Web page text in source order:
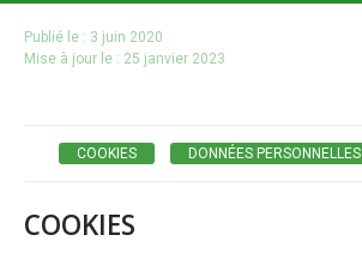
Publié le : 3 juin 2020
Mise à jour le : 25 janvier 2023
COOKIES DONNÉES PERSONNELLES
COOKIES